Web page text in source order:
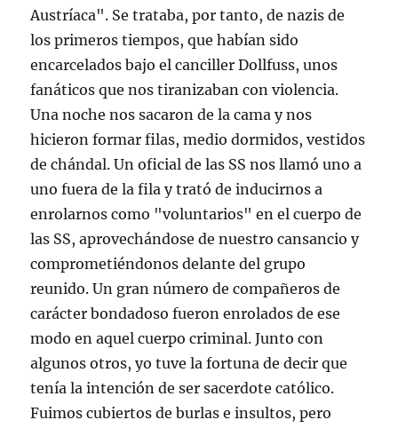
Austríaca". Se trataba, por tanto, de nazis de
los primeros tiempos, que habían sido
encarcelados bajo el canciller Dollfuss, unos
fanáticos que nos tiranizaban con violencia.
Una noche nos sacaron de la cama y nos
hicieron formar filas, medio dormidos, vestidos
de chándal. Un oficial de las SS nos llamó uno a
uno fuera de la fila y trató de inducirnos a
enrolarnos como "voluntarios" en el cuerpo de
las SS, aprovechándose de nuestro cansancio y
comprometiéndonos delante del grupo
reunido. Un gran número de compañeros de
carácter bondadoso fueron enrolados de ese
modo en aquel cuerpo criminal. Junto con
algunos otros, yo tuve la fortuna de decir que
tenía la intención de ser sacerdote católico.
Fuimos cubiertos de burlas e insultos, pero